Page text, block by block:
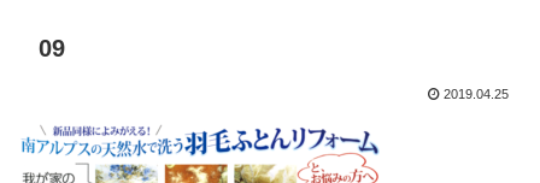
09
2019.04.25